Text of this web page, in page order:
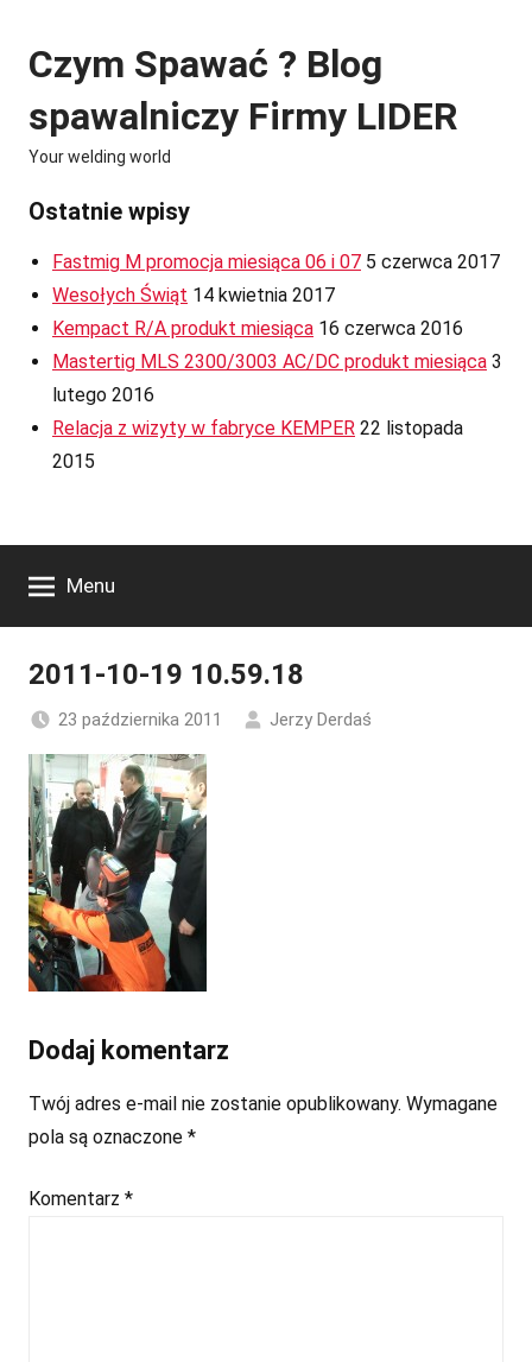
content
Czym Spawać ? Blog
spawalniczy Firmy LIDER
Your welding world
Ostatnie wpisy
Fastmig M promocja miesiąca 06 i 07 5 czerwca 2017
Wesołych Świąt 14 kwietnia 2017
Kempact R/A produkt miesiąca 16 czerwca 2016
Mastertig MLS 2300/3003 AC/DC produkt miesiąca 3
lutego 2016
Relacja z wizyty w fabryce KEMPER 22 listopada
2015
Menu
2011-10-19 10.59.18
23 października 2011 Jerzy Derdaś
Dodaj komentarz
Twój adres e-mail nie zostanie opublikowany. Wymagane
pola są oznaczone *
Komentarz *